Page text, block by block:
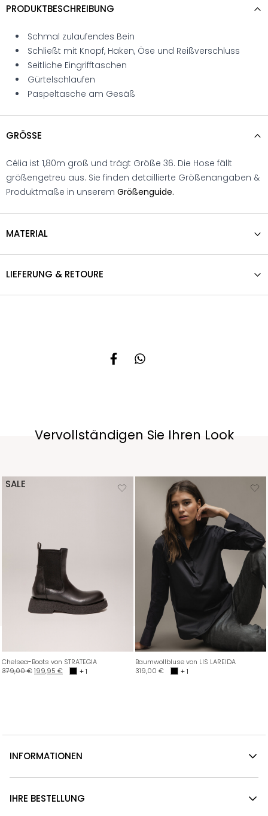
PRODUKTBESCHREIBUNG
Schmal zulaufendes Bein
Schließt mit Knopf, Haken, Öse und Reißverschluss
Seitliche Eingrifftaschen
Gürtelschlaufen
Paspeltasche am Gesäß
GRÖSSE
Célia ist 1,80m groß und trägt Größe 36. Die Hose fällt
größengetreu aus. Sie finden detaillierte Größenangaben &
Produktmaße in unserem Größenguide.
MATERIAL
LIEFERUNG & RETOURE
Vervollständigen Sie Ihren Look
SALE
Chelsea-Boots von STRATEGIA
379,00€199,95 € + 1
Baumwollbluse von LIS LAREIDA
319,00 € + 1
INFORMATIONEN
IHRE BESTELLUNG